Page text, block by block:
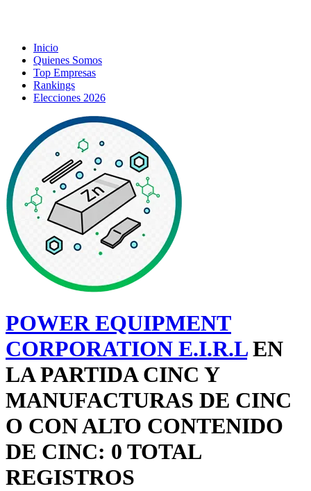
Inicio
Quienes Somos
Top Empresas
Rankings
Elecciones 2026
POWER EQUIPMENT
CORPORATION E.I.R.LEN
LA PARTIDA CINC Y
MANUFACTURAS DE CINC
O CON ALTO CONTENIDO
DE CINC: 0 TOTAL
REGISTROS